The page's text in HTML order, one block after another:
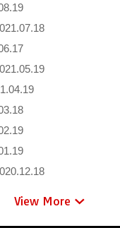
View More